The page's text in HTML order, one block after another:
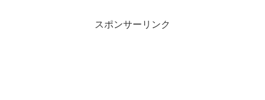
スポンサーリンク